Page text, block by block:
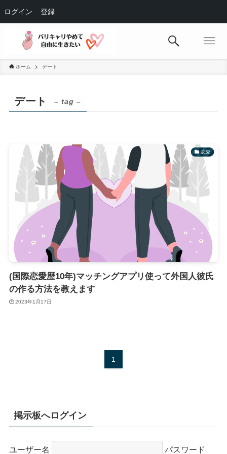
ログイン 登録
ホーム デート
デート – tag –
恋愛
(国際恋愛歴10年)マッチングアプリ使って外国人彼氏
の作る方法を教えます
2023年1月17日
1
掲示板へログイン
ユーザー名 パスワード